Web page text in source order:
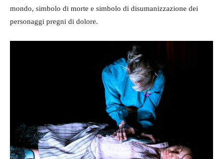
mondo, simbolo di morte e simbolo di disumanizzazione dei
personaggi pregni di dolore.